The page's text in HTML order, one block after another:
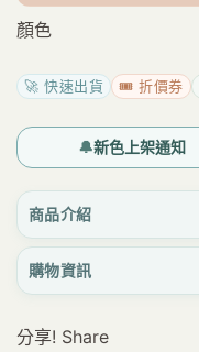
顏色
🚀 快速出貨 🎟️ 折價券
🔔新色上架通知
商品介紹
購物資訊
分享! Share